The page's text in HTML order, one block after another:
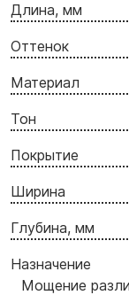
Длина, мм
Оттенок
Материал
Тон
Покрытие
Ширина
Глубина, мм
Назначение
Мощение